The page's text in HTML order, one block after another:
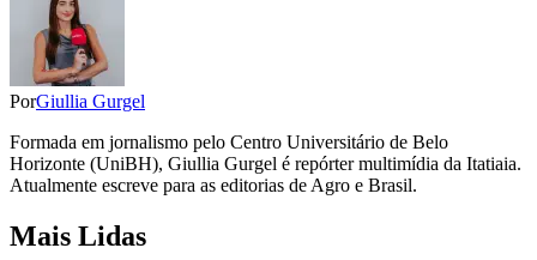
PorGiullia Gurgel
Formada em jornalismo pelo Centro Universitário de Belo
Horizonte (UniBH), Giullia Gurgel é repórter multimídia da Itatiaia.
Atualmente escreve para as editorias de Agro e Brasil.
Mais Lidas